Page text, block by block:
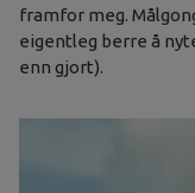
framfor meg.
eigentleg berre å
enn gjort).